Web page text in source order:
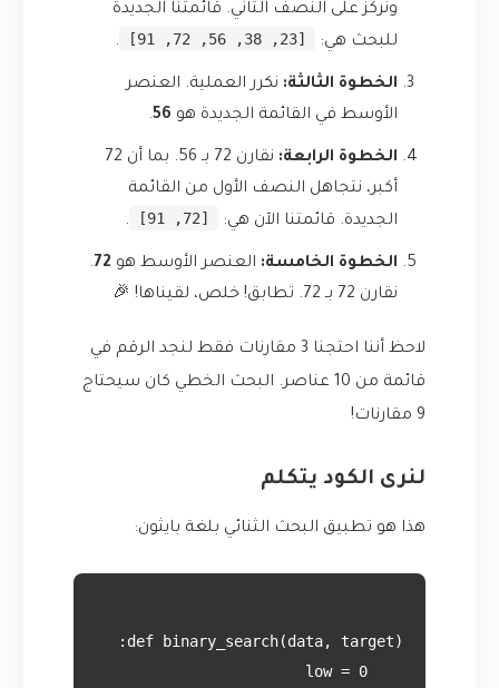
ونركز على النصف الثاني. قائمتنا الجديدة
للبحث هي:
[23, 38, 56, 72, 91]
.
الخطوة الثالثة: نكرر العملية. العنصر
الأوسط في القائمة الجديدة هو 56
.
الخطوة الرابعة:
نقارن 72 بـ 56. بما أن 72
أكبر، نتجاهل النصف الأول من القائمة
الجديدة. قائمتنا الآن هي:
[72, 91]
.
الخطوة الخامسة: العنصر الأوسط هو 72
.
نقارن 72 بـ 72. تطابق! خلص، لقيناها! 🎉
لاحظ أننا احتجنا 3 مقارنات فقط لنجد الرقم في
قائمة من 10 عناصر. البحث الخطي كان سيحتاج
9 مقارنات!
لنرى الكود يتكلم
هذا هو تطبيق البحث الثنائي بلغة بايثون: